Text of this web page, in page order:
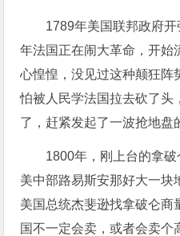
1789年美国联邦政府
年法国正在闹大革命，开始
心惶惶，没见过这种颠狂阵
怕被人民学法国拉去砍了头
了，赶紧发起了一波抢地盘
1800年，刚上台的拿
美中部路易斯安那好大一块
美国总统杰斐逊找拿破仑商
国不一定会卖，或者会卖个